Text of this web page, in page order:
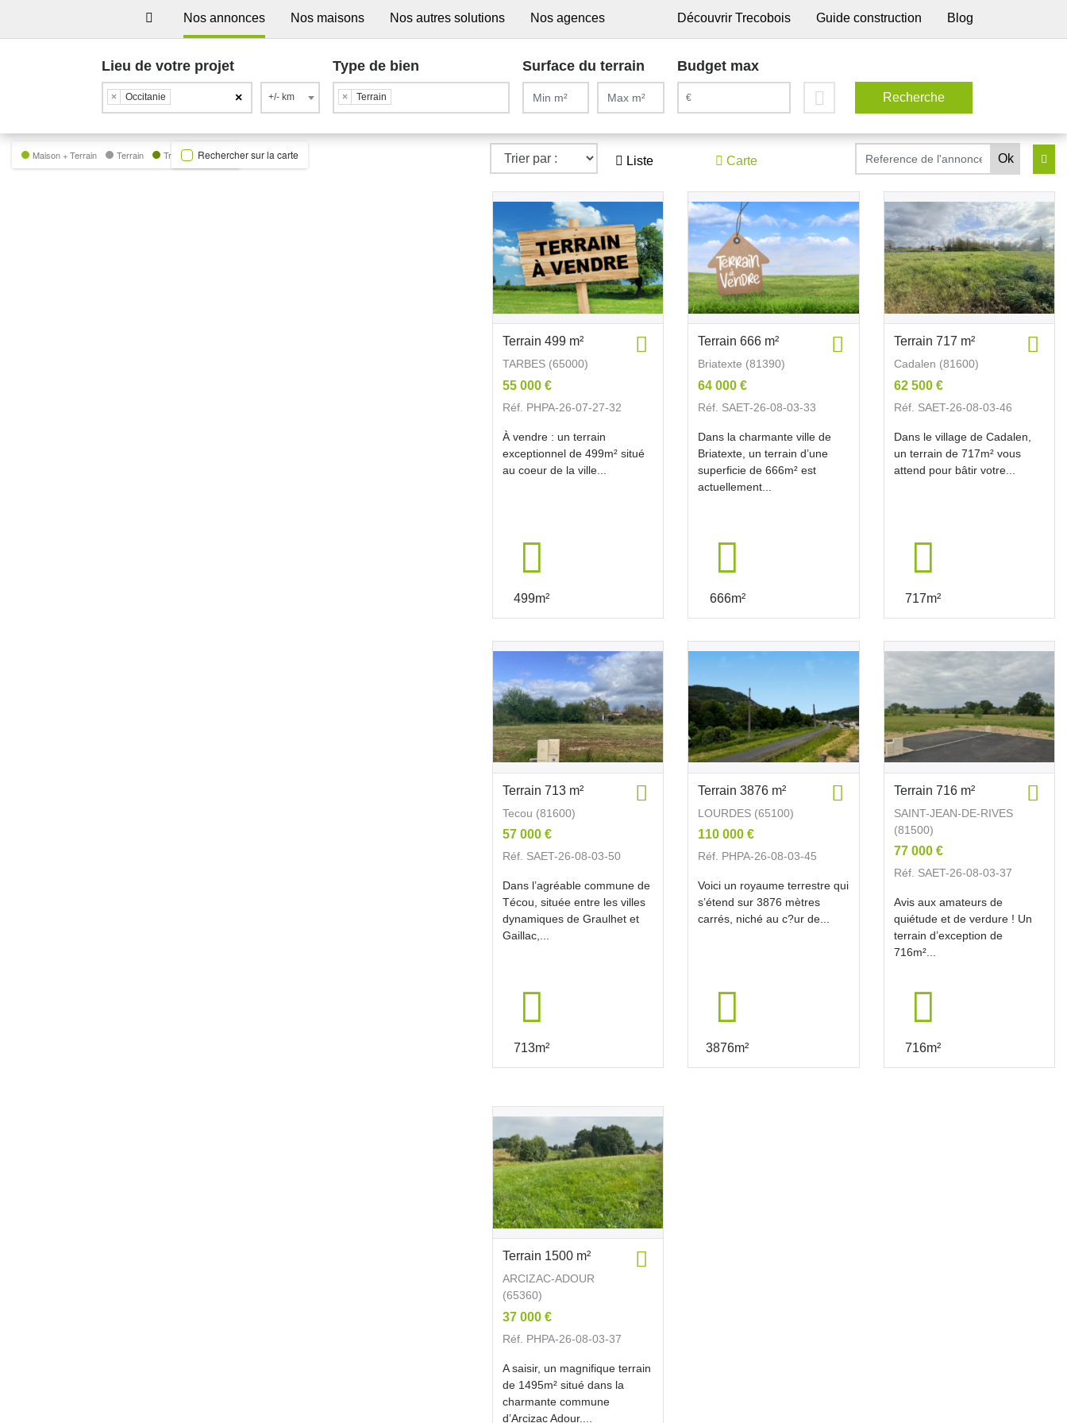
Nos annonces Nos maisons Nos autres solutions Nos agences Découvrir Trecobois Guide construction Blog
Lieu de votre projet
×
× Occitanie +/- km
Type de bien
× Terrain
Surface du terrain Budget max
Liste Carte
Maison + Terrain Terrain Trecobat GreenRechercher sur la carte
Terrain 499 m²
TARBES (65000)
55 000 €
Réf. PHPA-26-07-27-32
À vendre : un terrain
exceptionnel de 499m² situé
au coeur de la ville...
499m²
Terrain 666 m²
Briatexte (81390)
64 000 €
Réf. SAET-26-08-03-33
Dans la charmante ville de
Briatexte, un terrain d’une
superficie de 666m² est
actuellement...
666m²
Terrain 717 m²
Cadalen (81600)
62 500 €
Réf. SAET-26-08-03-46
Dans le village de Cadalen,
un terrain de 717m² vous
attend pour bâtir votre...
717m²
Terrain 713 m²
Tecou (81600)
57 000 €
Réf. SAET-26-08-03-50
Dans l’agréable commune de
Técou, située entre les villes
dynamiques de Graulhet et
Gaillac,...
713m²
Terrain 3876 m²
LOURDES (65100)
110 000 €
Réf. PHPA-26-08-03-45
Voici un royaume terrestre qui
s’étend sur 3876 mètres
carrés, niché au c?ur de...
3876m²
Terrain 716 m²
SAINT-JEAN-DE-RIVES
(81500)
77 000 €
Réf. SAET-26-08-03-37
Avis aux amateurs de
quiétude et de verdure ! Un
terrain d’exception de
716m²...
716m²
Terrain 1500 m²
ARCIZAC-ADOUR
(65360)
37 000 €
Réf. PHPA-26-08-03-37
A saisir, un magnifique terrain
de 1495m² situé dans la
charmante commune
d’Arcizac Adour....